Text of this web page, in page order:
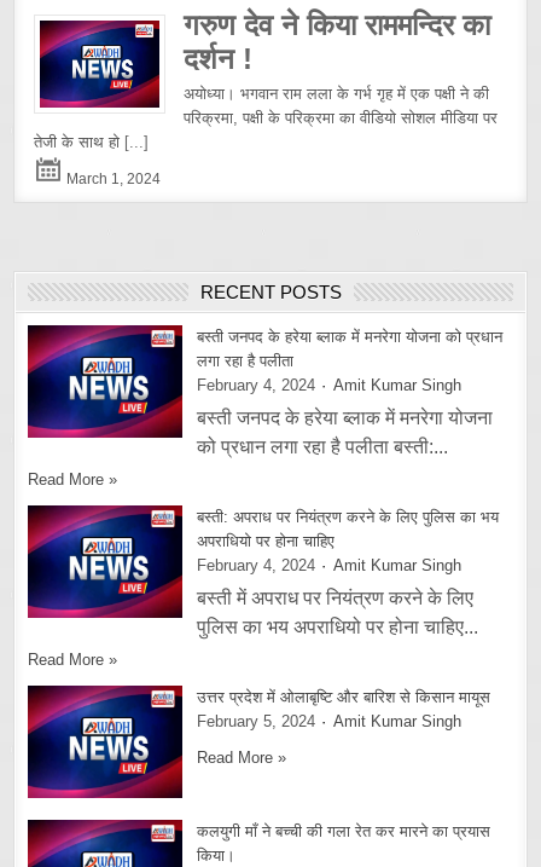
गरुण देव ने किया राममन्दिर का
दर्शन !
अयोध्या। भगवान राम लला के गर्भ गृह में एक पक्षी ने की
परिक्रमा, पक्षी के परिक्रमा का वीडियो सोशल मीडिया पर
तेजी के साथ हो [...]
March 1, 2024
RECENT POSTS
बस्ती जनपद के हरेया ब्लाक में मनरेगा योजना को प्रधान
लगा रहा है पलीता
February 4, 2024
Amit Kumar Singh
बस्ती जनपद के हरेया ब्लाक में मनरेगा योजना
को प्रधान लगा रहा है पलीता बस्ती:...
Read More »
बस्ती: अपराध पर नियंत्रण करने के लिए पुलिस का भय
अपराधियो पर होना चाहिए
February 4, 2024
Amit Kumar Singh
बस्ती में अपराध पर नियंत्रण करने के लिए
पुलिस का भय अपराधियो पर होना चाहिए...
Read More »
उत्तर प्रदेश में ओलाबृष्टि और बारिश से किसान मायूस
February 5, 2024
Amit Kumar Singh
Read More »
कलयुगी माँ ने बच्ची की गला रेत कर मारने का प्रयास
किया।